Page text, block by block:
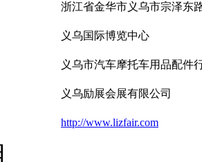
浙江省金华市义乌市宗泽东
义乌国际博览中心
义乌市汽车摩托车用品配件
义乌励展会展有限公司
http://www.lizfair.com